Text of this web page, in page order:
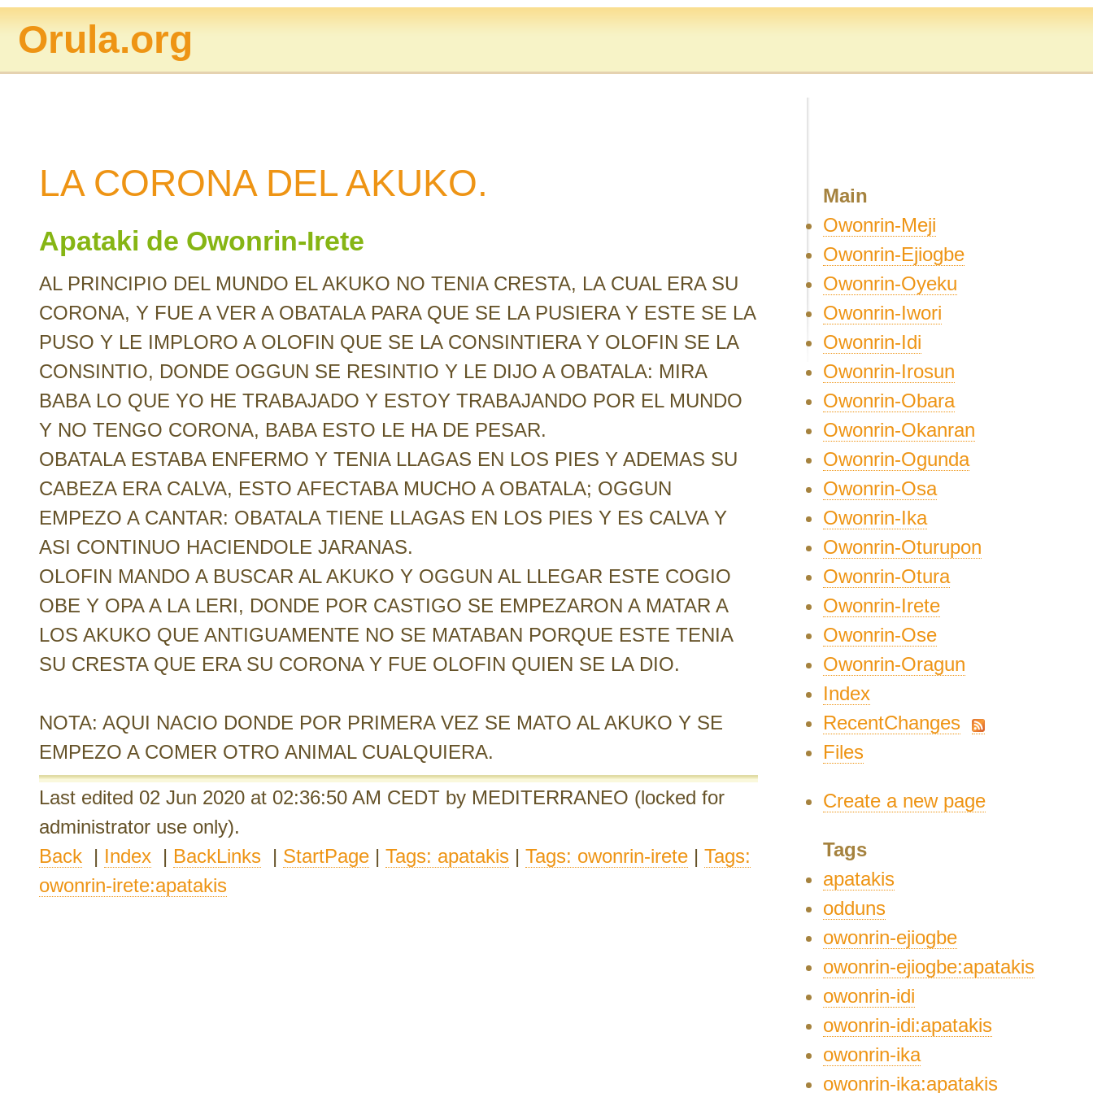
Orula.org
LA CORONA DEL AKUKO.
Apataki de Owonrin-Irete
AL PRINCIPIO DEL MUNDO EL AKUKO NO TENIA CRESTA, LA CUAL ERA SU
CORONA, Y FUE A VER A OBATALA PARA QUE SE LA PUSIERA Y ESTE SE LA
PUSO Y LE IMPLORO A OLOFIN QUE SE LA CONSINTIERA Y OLOFIN SE LA
CONSINTIO, DONDE OGGUN SE RESINTIO Y LE DIJO A OBATALA: MIRA
BABA LO QUE YO HE TRABAJADO Y ESTOY TRABAJANDO POR EL MUNDO
Y NO TENGO CORONA, BABA ESTO LE HA DE PESAR.
OBATALA ESTABA ENFERMO Y TENIA LLAGAS EN LOS PIES Y ADEMAS SU
CABEZA ERA CALVA, ESTO AFECTABA MUCHO A OBATALA; OGGUN
EMPEZO A CANTAR: OBATALA TIENE LLAGAS EN LOS PIES Y ES CALVA Y
ASI CONTINUO HACIENDOLE JARANAS.
OLOFIN MANDO A BUSCAR AL AKUKO Y OGGUN AL LLEGAR ESTE COGIO
OBE Y OPA A LA LERI, DONDE POR CASTIGO SE EMPEZARON A MATAR A
LOS AKUKO QUE ANTIGUAMENTE NO SE MATABAN PORQUE ESTE TENIA
SU CRESTA QUE ERA SU CORONA Y FUE OLOFIN QUIEN SE LA DIO.
NOTA: AQUI NACIO DONDE POR PRIMERA VEZ SE MATO AL AKUKO Y SE
EMPEZO A COMER OTRO ANIMAL CUALQUIERA.
Last edited 02 Jun 2020 at 02:36:50 AM CEDT by MEDITERRANEO (locked for
administrator use only).
Back | Index | BackLinks | StartPage | Tags: apatakis | Tags: owonrin-irete | Tags:
owonrin-irete:apatakis
Main
Owonrin-Meji
Owonrin-Ejiogbe
Owonrin-Oyeku
Owonrin-Iwori
Owonrin-Idi
Owonrin-Irosun
Owonrin-Obara
Owonrin-Okanran
Owonrin-Ogunda
Owonrin-Osa
Owonrin-Ika
Owonrin-Oturupon
Owonrin-Otura
Owonrin-Irete
Owonrin-Ose
Owonrin-Oragun
Index
RecentChanges
Files
Create a new page
Tags
apatakis
odduns
owonrin-ejiogbe
owonrin-ejiogbe:apatakis
owonrin-idi
owonrin-idi:apatakis
owonrin-ika
owonrin-ika:apatakis